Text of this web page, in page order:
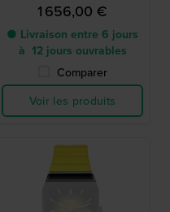
1 656,00 €
● Livraison entre 6 jours
à 12 jours ouvrables
Comparer
Voir les produits